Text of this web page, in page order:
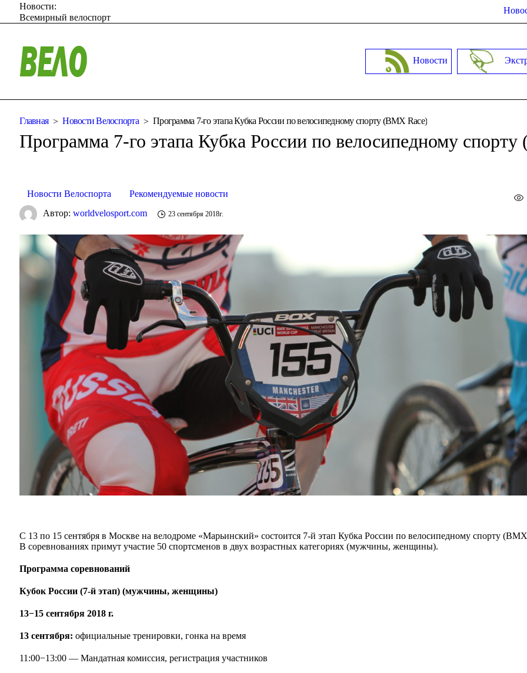
Новости:
Всемирный велоспорт
Новости
Главная Новости Велоспорта Программа 7-го этапа Кубка России по велосипедному спорту (BMX Race)
Программа 7-го этапа Кубка России по велосипедному
Новости Велоспорта Рекомендуемые новости
Автор:worldvelosport.com 23 сентября 2018г.
С 13 по 15 сентября в Москве на велодроме «Марьинский» состоится 7-й этап Кубка России по велосипедному спорту
В соревнованиях примут участие 50 спортсменов в двух возрастных категориях (мужчины, женщины).
Программа соревнований
Кубок России (7-й этап) (мужчины, женщины)
13−15 сентября 2018 г.
13 сентября:официальные тренировки, гонка на время
11:00−13:00 — Мандатная комиссия, регистрация участников